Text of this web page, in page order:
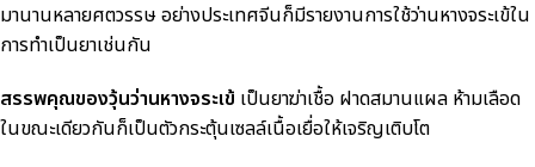
มานานหลายศตวรรษ อย่างประเทศจีนก็มีรายงานการใช้ว่านหางจระเข้ใน
การทำเป็นยาเช่นกัน
สรรพคุณของวุ้นว่านหางจระเข้ เป็นยาฆ่าเชื้อ ฝาดสมานแผล ห้ามเลือด
ในขณะเดียวกันก็เป็นตัวกระตุ้นเซลล์เนื้อเยื่อให้เจริญเติบโต